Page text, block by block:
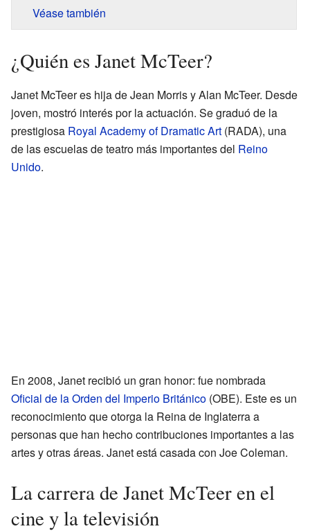
Véase también
¿Quién es Janet McTeer?
Janet McTeer es hija de Jean Morris y Alan McTeer. Desde
joven, mostró interés por la actuación. Se graduó de la
prestigiosa Royal Academy of Dramatic Art (RADA), una
de las escuelas de teatro más importantes del Reino
Unido.
En 2008, Janet recibió un gran honor: fue nombrada
Oficial de la Orden del Imperio Británico (OBE). Este es un
reconocimiento que otorga la Reina de Inglaterra a
personas que han hecho contribuciones importantes a las
artes y otras áreas. Janet está casada con Joe Coleman.
La carrera de Janet McTeer en el
cine y la televisión